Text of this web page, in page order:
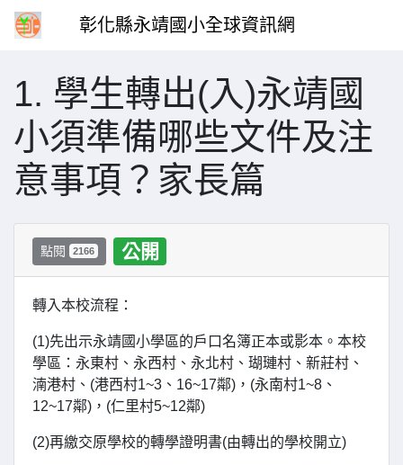
彰化縣永靖國小全球資訊網
1. 學生轉出(入)永靖國
小須準備哪些文件及注
意事項？家長篇
點閱 2166 公開
轉入本校流程：
(1)先出示永靖國小學區的戶口名簿正本或影本。本校
學區：永東村、永西村、永北村、瑚璉村、新莊村、
湳港村、(港西村1~3、16~17鄰)，(永南村1~8、
12~17鄰)，(仁里村5~12鄰)
(2)再繳交原學校的轉學證明書(由轉出的學校開立)